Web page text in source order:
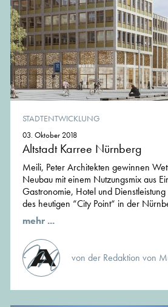
STADTENTWICKLUNG
03. Oktober 2018
Altstadt Karree Nürnberg
Meili, Peter Architekten gewinnen
Neubau mit einem Nutzungsmix aus
Gastronomie, Hotel und
des heutigen “City Point“ in der
mehr ...
von der Redaktion von